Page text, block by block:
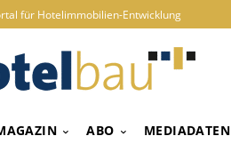
für Hotelimmobilien-Entwicklung
ABO MEDIADATEN